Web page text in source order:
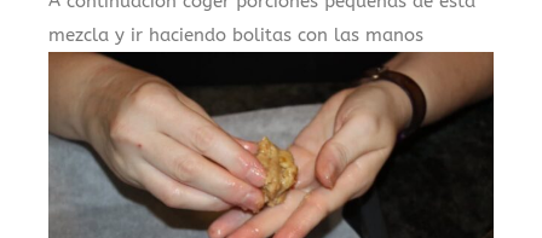
mezcla y ir haciendo bolitas con las manos